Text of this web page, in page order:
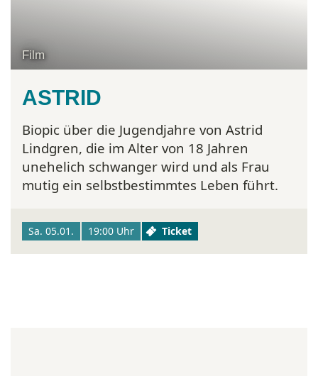
Film
ASTRID
Biopic über die Jugendjahre von Astrid
Lindgren, die im Alter von 18 Jahren
unehelich schwanger wird und als Frau
mutig ein selbstbestimmtes Leben führt.
Sa. 05.01. 19:00 Uhr Ticket